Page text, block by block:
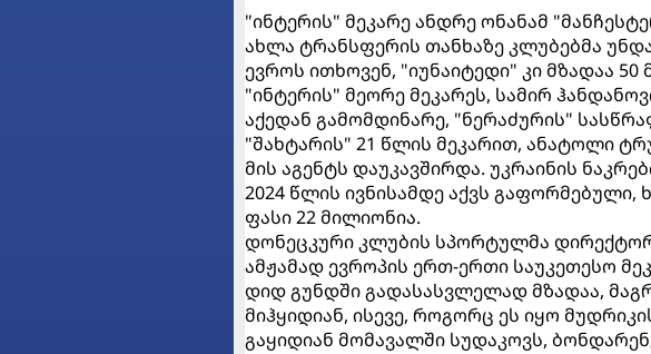
"ინტერის" მეკარე ანდრე ონანამ
ახლა ტრანსფერის თანხაზე კლუბებმა
ევროს ითხოვენ, "იუნაიტედი" კი მზადაა
"ინტერის" მეორე მეკარეს, სამირ
აქედან გამომდინარე, "ნერაძურის"
"შახტარის" 21 წლის მეკარით, ანატოლი
მის აგენტს დაუკავშირდა. უკრაინის
2024 წლის ივნისამდე აქვს გაფორმებული,
ფასი 22 მილიონია.
დონეცკური კლუბის სპორტულმა
ამჟამად ევროპის ერთ-ერთი საუკეთესო
დიდ გუნდში გადასასვლელად მზადაა,
მიჰყიდიან, ისევე, როგორც ეს იყო
გაყიდიან მომავალში სუდაკოვს,